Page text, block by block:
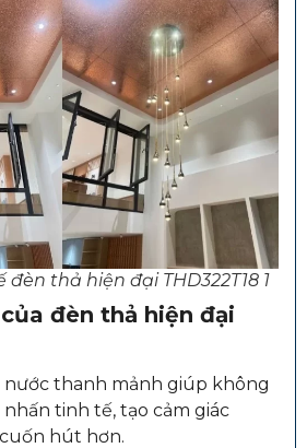
thả hiện đại THD322T18 1
đèn thả hiện đại
nước thanh mảnh giúp không
tinh tế, tạo cảm giác
hút hơn.